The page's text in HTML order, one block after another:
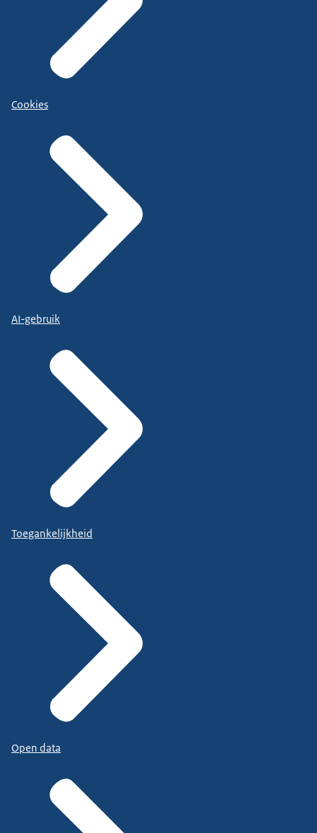
Cookies
AI-gebruik
Toegankelijkheid
Open data